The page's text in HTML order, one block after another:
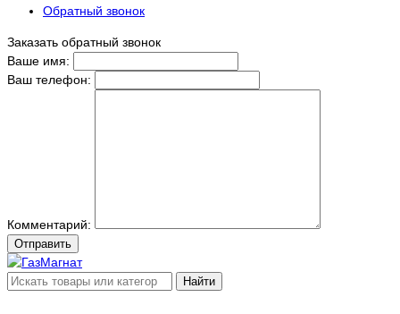
Обратный звонок
Заказать обратный звонок
Ваше имя:
Ваш телефон:
Комментарий:
Отправить
Найти